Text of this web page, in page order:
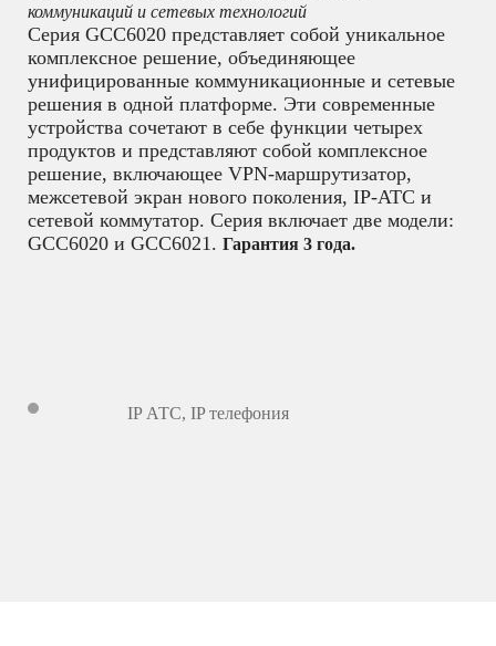
коммуникаций и сетевых технологий
Серия GCC6020 представляет собой уникальное
комплексное решение, объединяющее
унифицированные коммуникационные и сетевые
решения в одной платформе. Эти современные
устройства сочетают в себе функции четырех
продуктов и представляют собой комплексное
решение, включающее VPN-маршрутизатор,
межсетевой экран нового поколения, IP-АТС и
сетевой коммутатор. Серия включает две модели:
GCC6020 и GCC6021. Гарантия 3 года.
IP АТС, IP телефония